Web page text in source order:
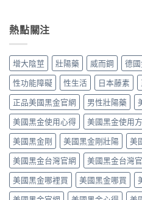
果
與
全
性
全
解
析〉
中
完
南〉
中
非
達
泊
西
汀
60mg，
硬
得
起
又
撐
得
久
的
完
南：
五
型
磷
酸
二
酯
酶
抑
制
劑
到
攝
護
腺
勁
（Priligy
泊
西
汀）
副
作
用
全
解
析：
常
見
輕
微
vs
熱點關注
增大陰莖 壯陽藥 威而鋼 德
性功能障礙
性生活 日本藤素
正品美國黑金官網
男性壯陽藥
美國黑金使用心得
美國黑金使用
美國黑金剛
美國黑金剛壯陽 美
美國黑金台灣官網
美國黑金台灣
美國黑金哪裡買
美國黑金哪買